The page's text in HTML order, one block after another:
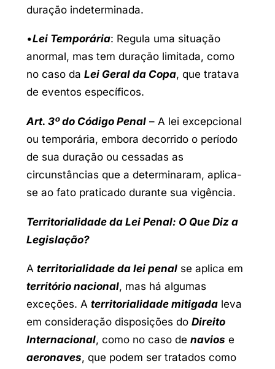
duração indeterminada.
•Lei Temporária: Regula uma situação
anormal, mas tem duração limitada, como
no caso da Lei Geral da Copa, que tratava
de eventos específicos.
Art. 3º do Código Penal– A lei excepcional
ou temporária, embora decorrido o período
de sua duração ou cessadas as
circunstâncias que a determinaram, aplica-
se ao fato praticado durante sua vigência.
Territorialidade da Lei Penal: O Que Diz a
Legislação?
A territorialidade da lei penalse aplica em
território nacional, mas há algumas
exceções. A territorialidade mitigadaleva
em consideração disposições do Direito
Internacional, como no caso de navios e
aeronaves, que podem ser tratados como